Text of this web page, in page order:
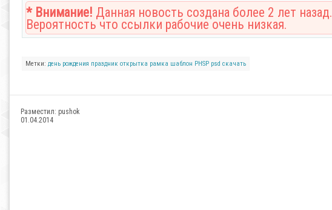
* Внимание! Данная новость создана более 2 лет назад.
Вероятность что ссылки рабочие очень низкая.
Метки: день рождения праздник открытка рамка шаблон PHSP psd скачать
Разместил: pushok
01.04.2014